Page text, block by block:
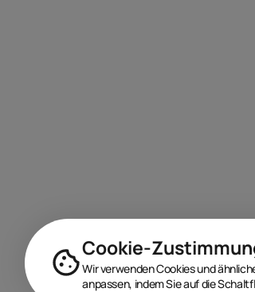
Cookie-
Wir verwenden Cookies und
anpassen, indem Sie auf die